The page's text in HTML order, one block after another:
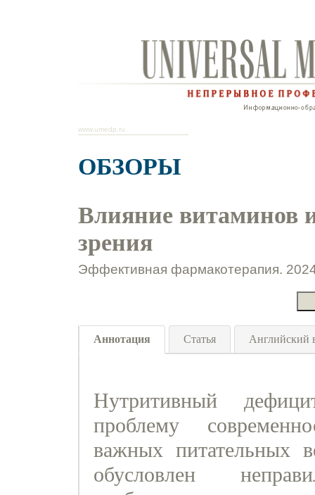
www.umedp.ru
ОБЗОРЫ
Влияние витаминов
зрения
Эффективная фармакотерапия.
Аннотация Статья Английский
Нутритивный
проблему
важных питательных
обусловлен